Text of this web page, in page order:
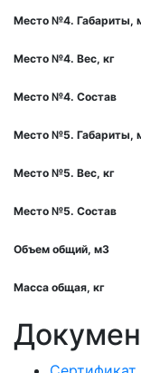
Место №4. Габариты,
Место №4. Вес, кг
Место №4. Состав
Место №5. Габариты,
Место №5. Вес, кг
Место №5. Состав
Объем общий, м3
Масса общая, кг